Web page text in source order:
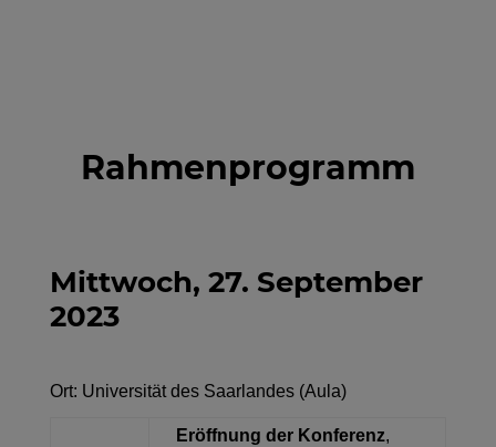
Rahmenprogramm
Mittwoch, 27. September
2023
Ort: Universität des Saarlandes (Aula)
Eröffnung der Konferenz,